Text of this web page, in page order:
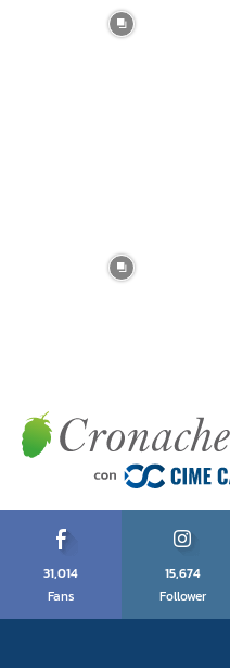
31,014
Fans
15,674
Follower